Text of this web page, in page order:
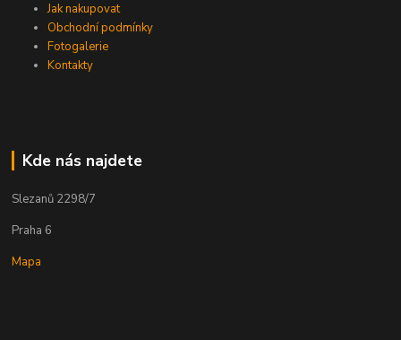
Jak nakupovat
Obchodní podmínky
Fotogalerie
Kontakty
Kde nás najdete
Slezanů 2298/7
Praha 6
Mapa